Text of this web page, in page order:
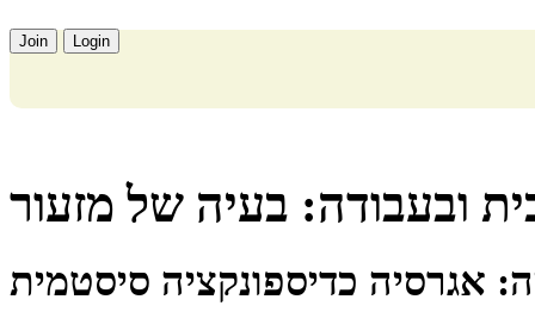
Join Login
ובעבודה: בעיה של מזעור
אגרסיה כדיספונקציה סיסטמית